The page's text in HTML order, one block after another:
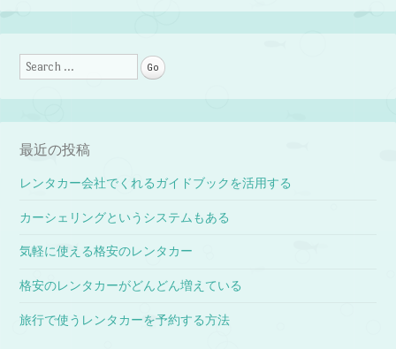
Search
最近の投稿
レンタカー会社でくれるガイドブックを活用する
カーシェリングというシステムもある
気軽に使える格安のレンタカー
格安のレンタカーがどんどん増えている
旅行で使うレンタカーを予約する方法